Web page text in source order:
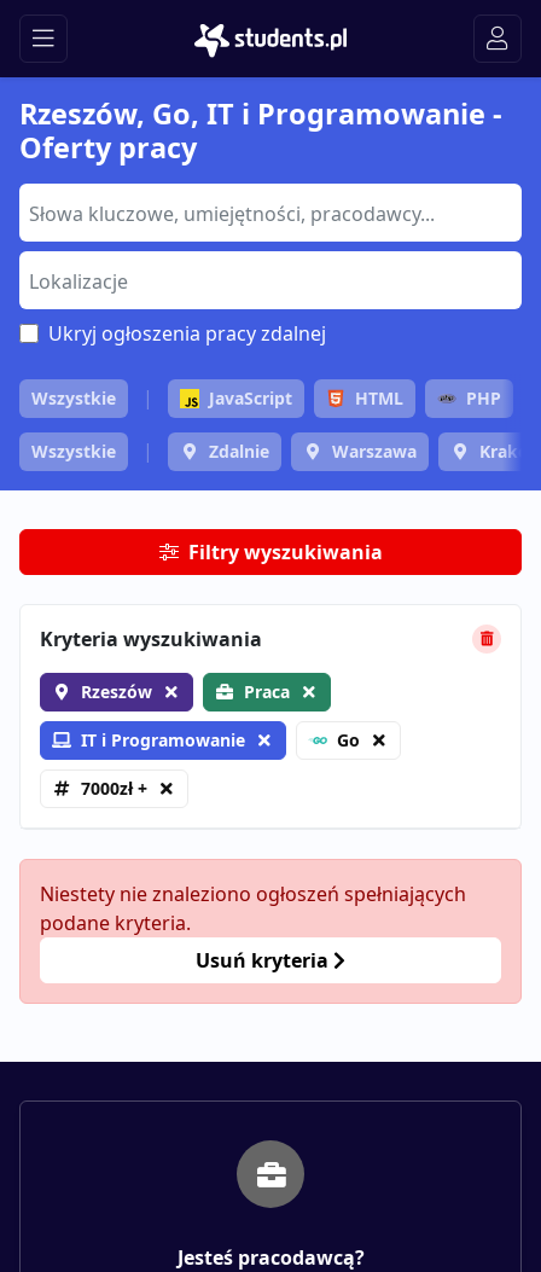
Rzeszów, Go, IT i Programowanie -
Oferty pracy
Ukryj ogłoszenia pracy zdalnej
Wszystkie JavaScript HTML PHP
Wszystkie Zdalnie Warszawa
Filtry wyszukiwania
Kryteria wyszukiwania
Rzeszów Praca
IT i Programowanie Go
7000zł +
Niestety nie znaleziono ogłoszeń spełniających
podane kryteria.
Usuń kryteria
Jesteś pracodawcą?